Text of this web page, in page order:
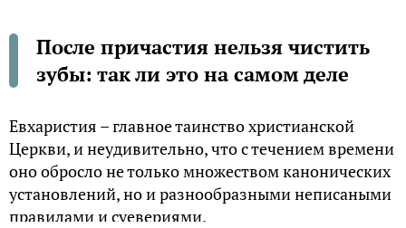
После причастия нельзя чистить
зубы: так ли это на самом деле
Евхаристия – главное таинство христианской
Церкви, и неудивительно, что с течением времени
оно обросло не только множеством канонических
установлений, но и разнообразными неписаными
правилами и суевериями.